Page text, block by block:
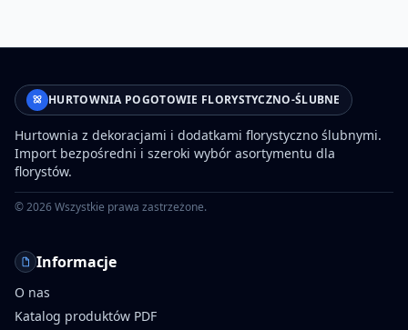
HURTOWNIA POGOTOWIE FLORYSTYCZNO-ŚLUBNE
Hurtownia z dekoracjami i dodatkami florystyczno ślubnymi.
Import bezpośredni i szeroki wybór asortymentu dla
florystów.
©2026Wszystkie prawa zastrzeżone.
Informacje
O nas
Katalog produktów PDF